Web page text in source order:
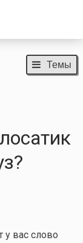
Темы
у вас слово